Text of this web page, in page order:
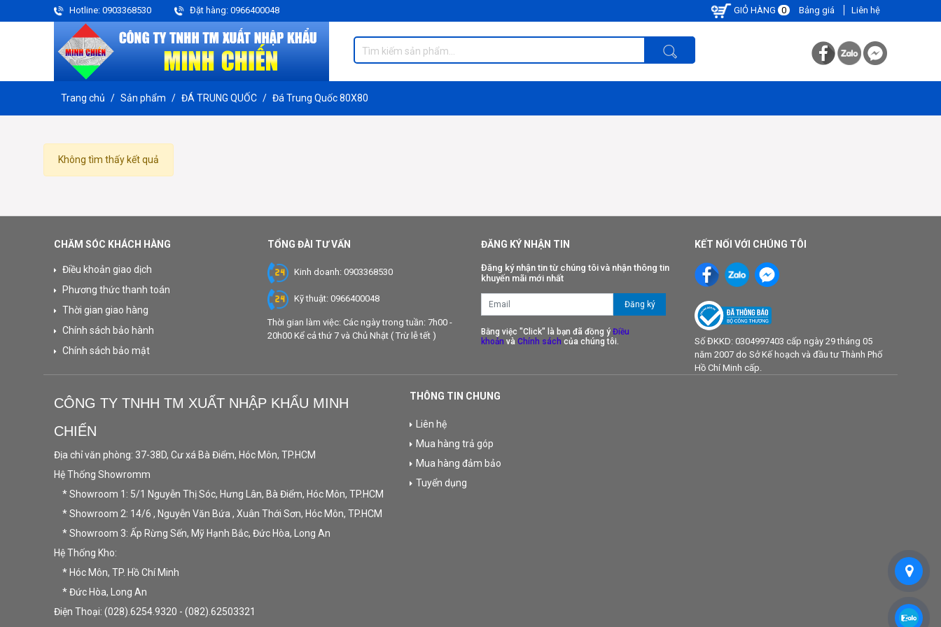
Hotline: 0903368530 Đặt hàng: 0966400048 GIỎ HÀNG 0 Bảng giá Liên hệ
Trang chủ Sản phẩm ĐÁ TRUNG QUỐC Đá Trung Quốc 80X80
Không tìm thấy kết quả
CHĂM SÓC KHÁCH HÀNG
Điều khoản giao dịch
Phương thức thanh toán
Thời gian giao hàng
Chính sách bảo hành
Chính sách bảo mật
TỔNG ĐÀI TƯ VẤN
Kinh doanh: 0903368530
Kỹ thuật: 0966400048
Thời gian làm việc: Các ngày trong tuần: 7h00 -
20h00 Kể cả thứ 7 và Chủ Nhật ( Trừ lễ tết )
ĐĂNG KÝ NHẬN TIN
Đăng ký nhận tin từ chúng tôi và nhận thông tin
khuyến mãi mới nhất
Bằng việc "Click" là bạn đã đồng ý Điều
khoản và Chính sách của chúng tôi.
KẾT NỐI VỚI CHÚNG TÔI
Số ĐKKD: 0304997403 cấp ngày 29 tháng 05
năm 2007 do Sở Kế hoạch và đầu tư Thành Phố
Hồ Chí Minh cấp.
CÔNG TY TNHH TM XUẤT NHẬP KHẨU MINH
CHIẾN
Địa chỉ văn phòng: 37-38D, Cư xá Bà Điểm, Hóc Môn, TP.HCM
Hệ Thống Showromm
* Showroom 1: 5/1 Nguyễn Thị Sóc, Hưng Lân, Bà Điểm, Hóc Môn, TP.HCM
* Showroom 2: 14/6 , Nguyễn Văn Bứa , Xuân Thới Sơn, Hóc Môn, TP.HCM
* Showroom 3: Ấp Rừng Sến, Mỹ Hạnh Bắc, Đức Hòa, Long An
Hệ Thống Kho:
* Hóc Môn, TP. Hồ Chí Minh
* Đức Hòa, Long An
Điện Thoại: (028).6254.9320 - (082).62503321
THÔNG TIN CHUNG
Liên hệ
Mua hàng trả góp
Mua hàng đảm bảo
Tuyển dụng